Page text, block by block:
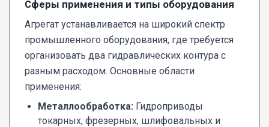
Сферы применения и типы оборудования
Агрегат устанавливается на широкий спектр
промышленного оборудования, где требуется
организовать два гидравлических контура с
разным расходом. Основные области
применения:
Металлообработка: Гидроприводы
токарных, фрезерных, шлифовальных и